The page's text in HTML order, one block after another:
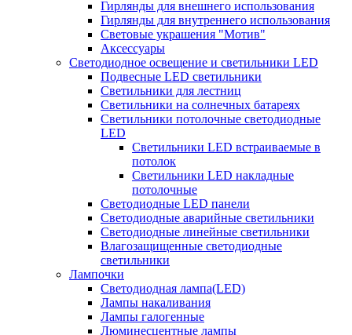
Гирлянды для внешнего использования
Гирлянды для внутреннего использования
Световые украшения "Мотив"
Аксессуары
Светодиодное освещение и светильники LED
Подвесные LED светильники
Светильники для лестниц
Светильники на солнечных батареях
Светильники потолочные светодиодные
LED
Cветильники LED встраиваемые в
потолок
Светильники LED накладные
потолочные
Светодиодные LED панели
Светодиодные аварийные светильники
Светодиодные линейные светильники
Влагозащищенные светодиодные
светильники
Лампочки
Светодиодная лампа(LED)
Лампы накаливания
Лампы галогенные
Люминесцентные лампы